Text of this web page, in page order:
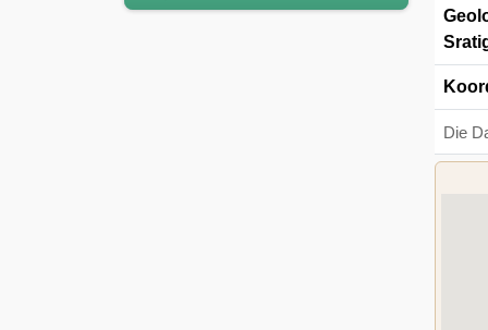
Die